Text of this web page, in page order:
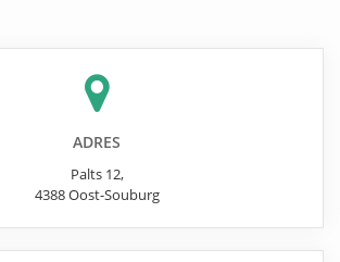
ADRES
Palts 12,
4388Oost-Souburg